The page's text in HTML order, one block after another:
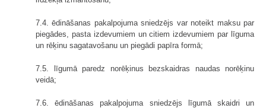
7.4. ēdināšanas pakalpojuma sniedzējs var noteikt maksu par
piegādes, pasta izdevumiem un citiem izdevumiem par līguma
un rēķinu sagatavošanu un piegādi papīra formā;
7.5. līgumā paredz norēķinus bezskaidras naudas norēķinu
veidā;
7.6. ēdināšanas pakalpojuma sniedzējs līgumā skaidri un